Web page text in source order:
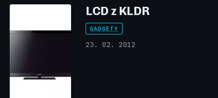
LCD z KLDR
GADGETY
23. 02. 2012